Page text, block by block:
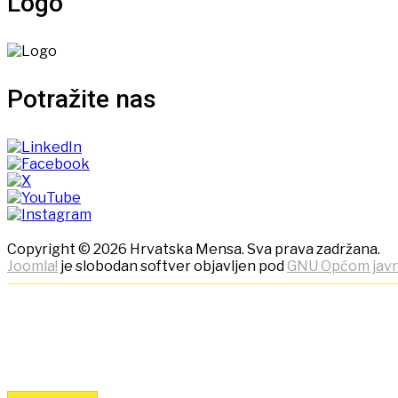
Potražite nas
Copyright © 2026 Hrvatska Mensa. Sva prava zadržana.
Joomla! je slobodan softver objavljen pod GNU Općom